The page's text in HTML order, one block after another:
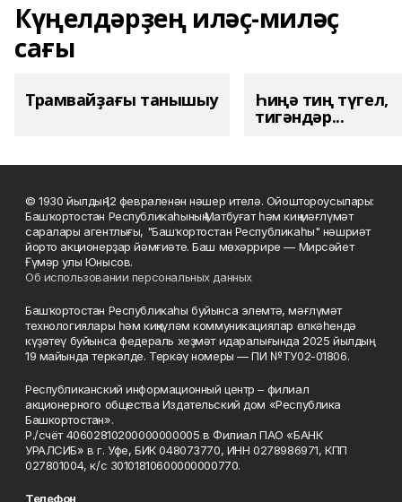
Күңелдәрҙең иләҫ-миләҫ
сағы
Трамвайҙағы танышыу Һиңә тиң түгел,
тигәндәр...
© 1930 йылдың 12 февраленән нәшер ителә. Ойоштороусылары:
Башҡортостан Республикаһының Матбуғат һәм киң мәғлүмәт
саралары агентлығы, "Башҡортостан Республикаһы" нәшриәт
йорто акционерҙар йәмғиәте. Баш мөхәррире — Мирсәйет
Ғүмәр улы Юнысов.
Об использовании персональных данных
Башҡортостан Республикаһы буйынса элемтә, мәғлүмәт
технологиялары һәм киңкүләм коммуникациялар өлкәһендә
күҙәтеү буйынса федераль хеҙмәт идаралығында 2025 йылдың
19 майында теркәлде. Теркәү номеры — ПИ №ТУ02-01806.
Республиканский информационный центр – филиал
акционерного общества Издательский дом «Республика
Башкортостан».
Р./счёт 40602810200000000005 в Филиал ПАО «БАНК
УРАЛСИБ» в г. Уфе, БИК 048073770, ИНН 0278986971, КПП
027801004, к/с 30101810600000000770.
Телефон